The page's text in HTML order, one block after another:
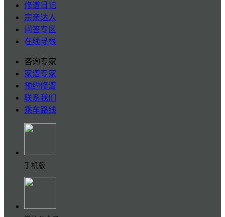
修谱日记
宗亲达人
问答专区
在线寻根
咨询专家
家谱专家
预约修谱
联系我们
乘车路线
手机版